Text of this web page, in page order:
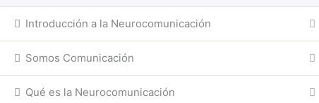
Introducción a la Neurocomunicación
Somos Comunicación
Qué es la Neurocomunicación